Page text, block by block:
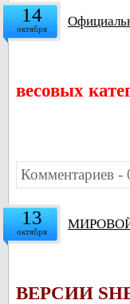
14
октября
весовых
Комментариев -
13
октября МИРОВОЙ
ВЕРСИИ